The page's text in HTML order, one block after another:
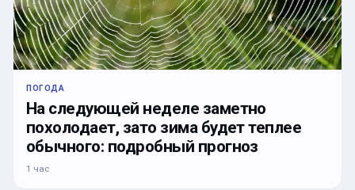
ПОГОДА
На следующей неделе заметно
похолодает, зато зима будет теплее
обычного: подробный прогноз
1 час